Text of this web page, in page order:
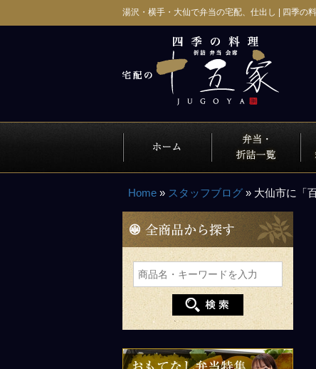
ン
湯沢・横手・大仙で弁当の宅配、仕出し | 四季の
宅配実績・お客様の声注文方法・配達エリア
Home » スタッフブログ » 大仙市に「
全
商
品
か
す
bnr-